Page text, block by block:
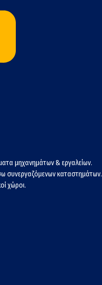
μηχανημάτων & εργαλείων.
συνεργαζόμενων καταστημάτων.
χώροι.